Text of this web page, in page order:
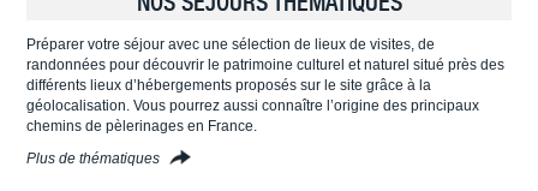
Préparer votre séjour avec une sélection de lieux de visites, de
randonnées pour découvrir le patrimoine culturel et naturel situé près des
différents lieux d’hébergements proposés sur le site grâce à la
géolocalisation. Vous pourrez aussi connaître l’origine des principaux
chemins de pèlerinages en France.
Plus de thématiques